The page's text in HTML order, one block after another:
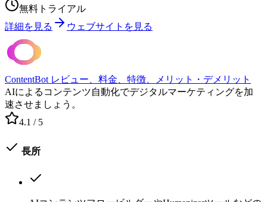
無料トライアル
詳細を見る
ウェブサイトを見る
ContentBot レビュー、料金、特徴、メリット・デメリット
AIによるコンテンツ自動化でデジタルマーケティングを加
速させましょう。
4.1 / 5
長所